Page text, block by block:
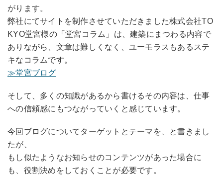
がります。
弊社にてサイトを制作させていただきました株式会社TO
KYO堂宮様の「堂宮コラム」は、建築にまつわる内容で
ありながら、文章は難しくなく、ユーモラスもあるステ
キなコラムです。
≫堂宮ブログ
そして、多くの知識があるから書けるその内容は、仕事
への信頼感にもつながっていくと感じています。
今回ブログについてターゲットとテーマを、と書きまし
たが、
もし似たようなお知らせのコンテンツがあった場合に
も、役割決めをしておくことが必要です。